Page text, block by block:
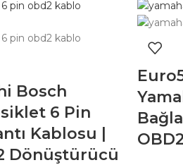
Bosch
6 Pin
Kablosu |
Dönüştürücü